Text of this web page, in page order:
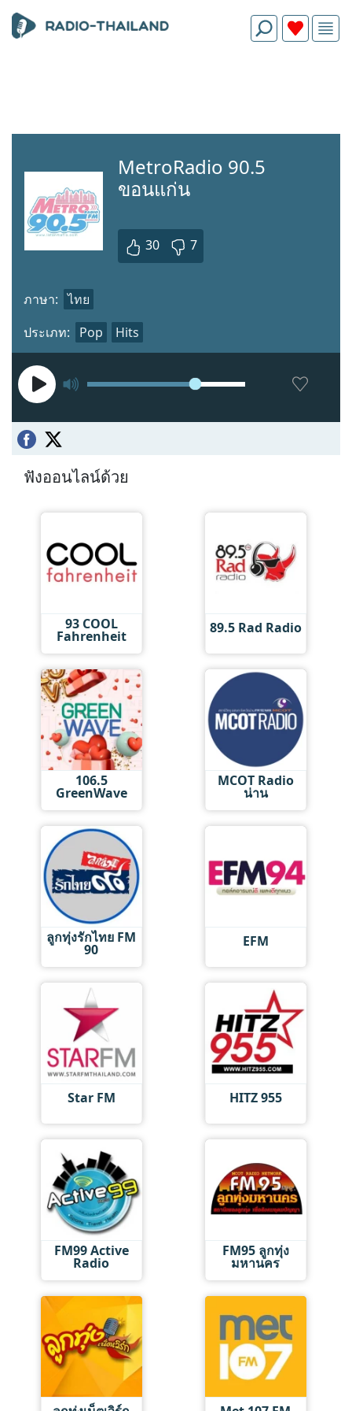
MetroRadio 90.5
ขอนแก่น
30 7
ประเภท: Pop Hits
ภาษา: ไทย
ฟังออนไลน์ด้วย
93 COOL
Fahrenheit 89.5 Rad Radio
106.5
GreenWave
MCOT Radio
น่าน
ลูกทุ่งรักไทย FM
90 EFM
Star FM HITZ 955
FM99 Active
Radio
FM95 ลูกทุ่ง
มหานคร